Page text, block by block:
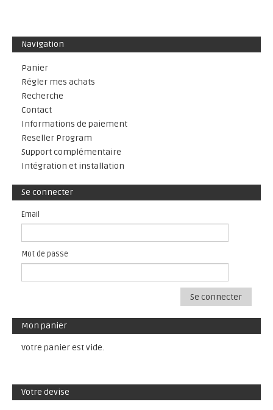
Navigation
Panier
Régler mes achats
Recherche
Contact
Informations de paiement
Reseller Program
Support complémentaire
Intégration et installation
Se connecter
Email
Mot de passe
Se connecter
Mon panier
Votre panier est vide.
Votre devise